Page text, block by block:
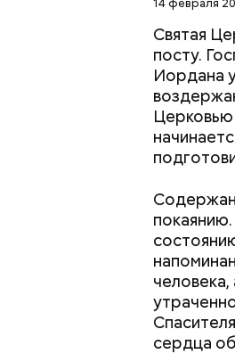
Святая
посту.
Иордана
Церковью
сердца
кабачок;
брынза;
Ранние